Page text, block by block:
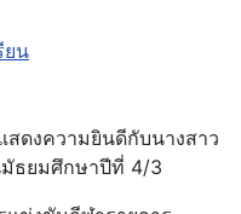
ยน
สดงความยินดีกับนางสาว
ธยมศึกษาปีที่ 4/3